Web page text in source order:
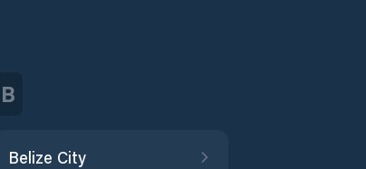
B
Belize City